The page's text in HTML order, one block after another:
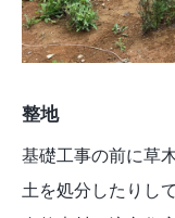
整地
基礎工事の前に草
土を処分したりし